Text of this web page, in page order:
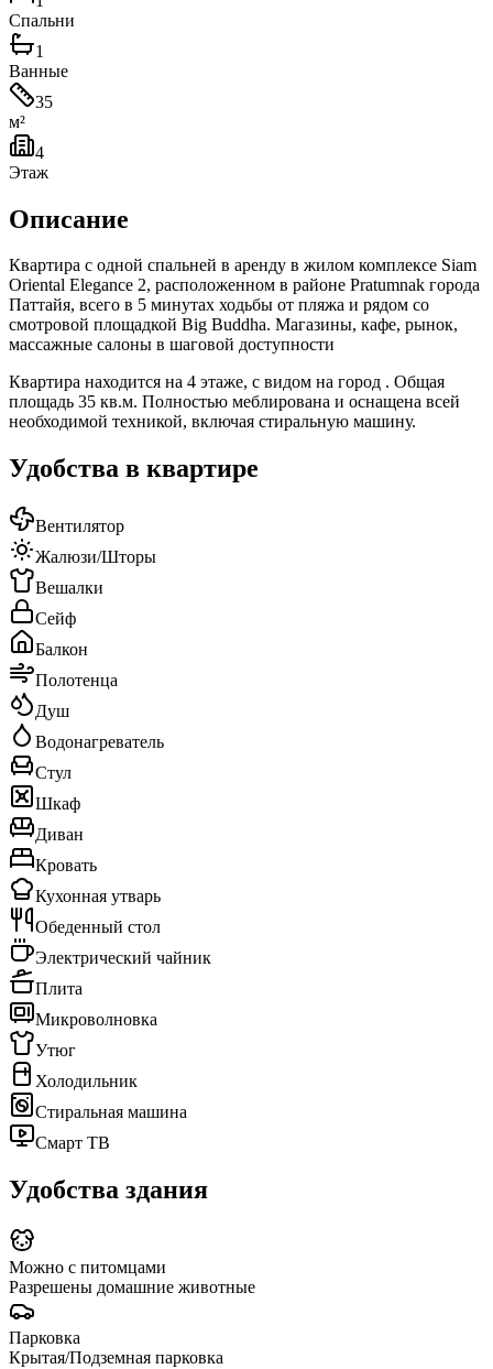
Спальни
1
Ванные
35
м²
4
Этаж
Описание
Квартира с одной спальней в аренду в жилом комплексе Siam
Oriental Elegance 2, расположенном в районе Pratumnak города
Паттайя, всего в 5 минутах ходьбы от пляжа и рядом со
смотровой площадкой Big Buddha. Магазины, кафе, рынок,
массажные салоны в шаговой доступности
Квартира находится на 4 этаже, с видом на город . Общая
площадь 35 кв.м. Полностью меблирована и оснащена всей
необходимой техникой, включая стиральную машину.
Удобства в квартире
Вентилятор
Жалюзи/Шторы
Вешалки
Сейф
Балкон
Полотенца
Душ
Водонагреватель
Стул
Шкаф
Диван
Кровать
Кухонная утварь
Обеденный стол
Электрический чайник
Плита
Микроволновка
Утюг
Холодильник
Стиральная машина
Смарт ТВ
Удобства здания
Можно с питомцами
Разрешены домашние животные
Парковка
Крытая/Подземная парковка